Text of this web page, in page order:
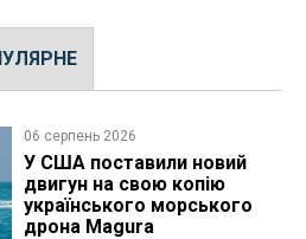
06 серпень 2026
У США поставили новий
двигун на свою копію
українського морського
дрона Magura